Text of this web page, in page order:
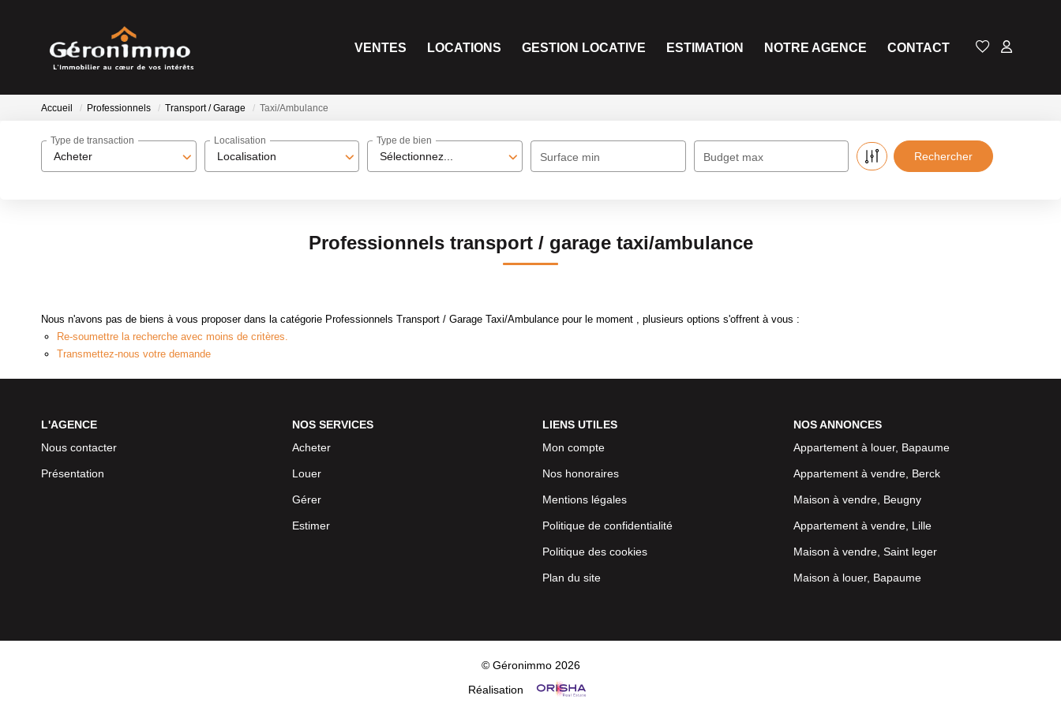
VENTES LOCATIONS GESTION LOCATIVE ESTIMATION NOTRE AGENCE CONTACT
Accueil Professionnels Transport / Garage Taxi/Ambulance
Acheter
Type de transaction
Localisation
Localisation
Sélectionnez...
Type de bien
Surface min Budget max
Professionnels transport / garage taxi/ambulance
Nous n'avons pas de biens à vous proposer dans la catégorie Professionnels Transport / Garage Taxi/Ambulance pour le moment , plusieurs options s'offrent à vous :
Re-soumettre la recherche avec moins de critères.
Transmettez-nous votre demande
L'AGENCE
Nous contacter
Présentation
NOS SERVICES
Acheter
Louer
Gérer
Estimer
LIENS UTILES
Mon compte
Nos honoraires
Mentions légales
Politique de confidentialité
Politique des cookies
Plan du site
NOS ANNONCES
Appartement à louer, Bapaume
Appartement à vendre, Berck
Maison à vendre, Beugny
Appartement à vendre, Lille
Maison à vendre, Saint leger
Maison à louer, Bapaume
© Géronimmo 2026
Réalisation